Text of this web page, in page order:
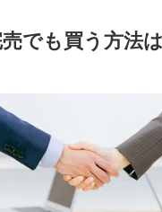
でも買う方法